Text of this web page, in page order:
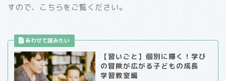
すので、こちらをご覧ください。
【習いごと】個別に輝く！学び
の冒険が広がる子どもの成長
学習教室編